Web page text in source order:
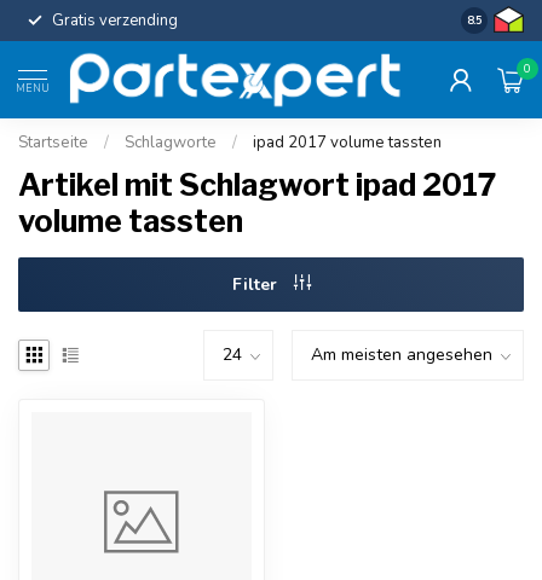
Gratis verzending Uniforme
8.5
MENU
0
Startseite / Schlagworte / ipad 2017 volume tassten
Artikel mit Schlagwort ipad 2017
volume tassten
Filter